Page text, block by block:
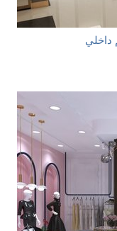
داخلي